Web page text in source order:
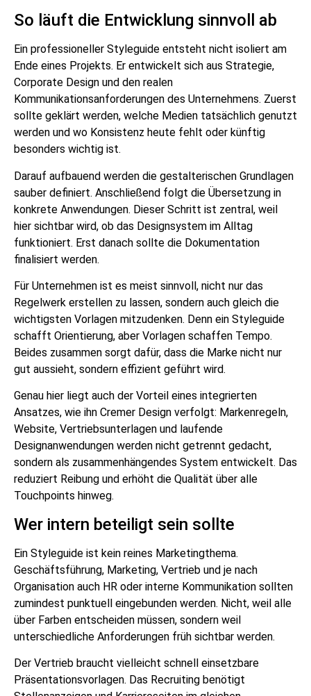
So läuft die Entwicklung sinnvoll ab
Ein professioneller Styleguide entsteht nicht isoliert am
Ende eines Projekts. Er entwickelt sich aus Strategie,
Corporate Design und den realen
Kommunikationsanforderungen des Unternehmens. Zuerst
sollte geklärt werden, welche Medien tatsächlich genutzt
werden und wo Konsistenz heute fehlt oder künftig
besonders wichtig ist.
Darauf aufbauend werden die gestalterischen Grundlagen
sauber definiert. Anschließend folgt die Übersetzung in
konkrete Anwendungen. Dieser Schritt ist zentral, weil
hier sichtbar wird, ob das Designsystem im Alltag
funktioniert. Erst danach sollte die Dokumentation
finalisiert werden.
Für Unternehmen ist es meist sinnvoll, nicht nur das
Regelwerk erstellen zu lassen, sondern auch gleich die
wichtigsten Vorlagen mitzudenken. Denn ein Styleguide
schafft Orientierung, aber Vorlagen schaffen Tempo.
Beides zusammen sorgt dafür, dass die Marke nicht nur
gut aussieht, sondern effizient geführt wird.
Genau hier liegt auch der Vorteil eines integrierten
Ansatzes, wie ihn Cremer Design verfolgt: Markenregeln,
Website, Vertriebsunterlagen und laufende
Designanwendungen werden nicht getrennt gedacht,
sondern als zusammenhängendes System entwickelt. Das
reduziert Reibung und erhöht die Qualität über alle
Touchpoints hinweg.
Wer intern beteiligt sein sollte
Ein Styleguide ist kein reines Marketingthema.
Geschäftsführung, Marketing, Vertrieb und je nach
Organisation auch HR oder interne Kommunikation sollten
zumindest punktuell eingebunden werden. Nicht, weil alle
über Farben entscheiden müssen, sondern weil
unterschiedliche Anforderungen früh sichtbar werden.
Der Vertrieb braucht vielleicht schnell einsetzbare
Präsentationsvorlagen. Das Recruiting benötigt